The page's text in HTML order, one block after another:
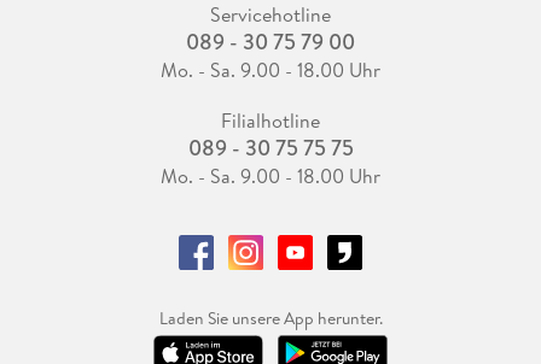
Servicehotline
089 - 30 75 79 00
Mo. - Sa. 9.00 - 18.00 Uhr
Filialhotline
089 - 30 75 75 75
Mo. - Sa. 9.00 - 18.00 Uhr
Laden Sie unsere App herunter.